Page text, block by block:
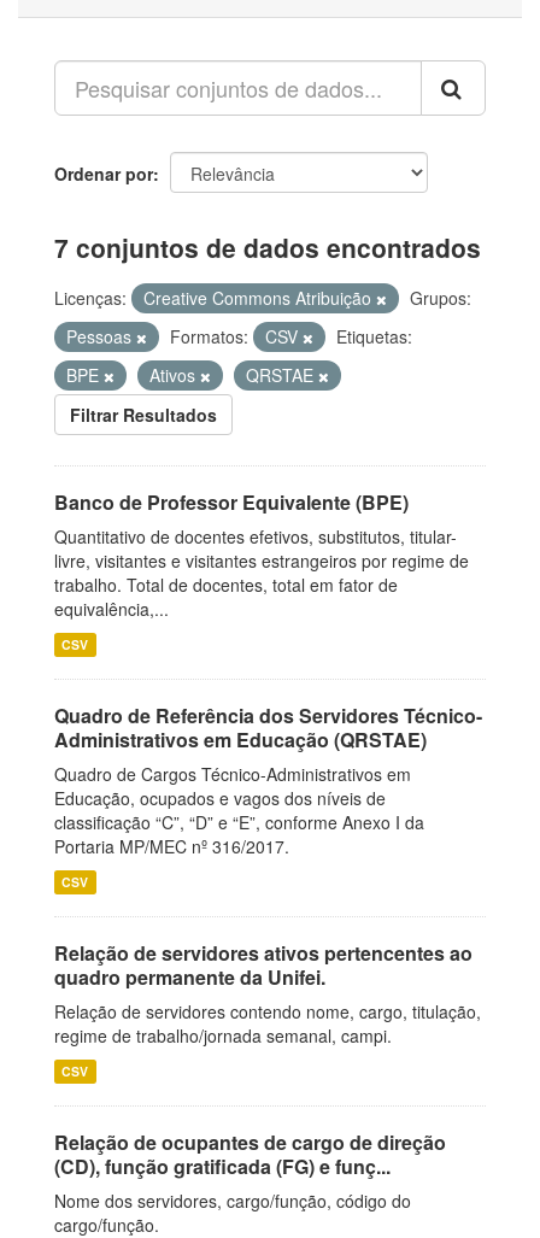
Ordenar por
7 conjuntos de dados encontrados
Licenças: Creative Commons Atribuição
Grupos:
Pessoas
Formatos: CSV
Etiquetas:
BPE
Ativos
QRSTAE
Filtrar Resultados
Banco de Professor Equivalente (BPE)
Quantitativo de docentes efetivos, substitutos, titular-
livre, visitantes e visitantes estrangeiros por regime de
trabalho. Total de docentes, total em fator de
equivalência,...
CSV
Quadro de Referência dos Servidores Técnico-
Administrativos em Educação (QRSTAE)
Quadro de Cargos Técnico-Administrativos em
Educação, ocupados e vagos dos níveis de
classificação “C”, “D” e “E”, conforme Anexo I da
Portaria MP/MEC nº 316/2017.
CSV
Relação de servidores ativos pertencentes ao
quadro permanente da Unifei.
Relação de servidores contendo nome, cargo, titulação,
regime de trabalho/jornada semanal, campi.
CSV
Relação de ocupantes de cargo de direção
(CD), função gratificada (FG) e funç...
Nome dos servidores, cargo/função, código do
cargo/função.